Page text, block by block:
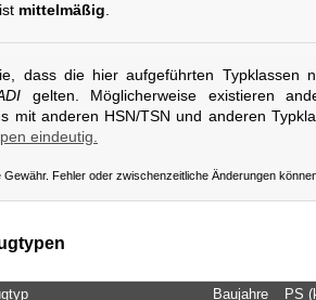
mittelmäßig.
dass die hier aufgeführten Typklassen
gelten. Möglicherweise existieren
mit anderen HSN/TSN und anderen
eindeutig.
Gewähr. Fehler oder zwischenzeitliche Änderungen
Baujahre
PS